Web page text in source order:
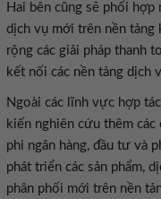
Hai bên cũng sẽ phối hợp
dịch vụ mới trên nền tảng
rộng các giải pháp thanh
kết nối các nền tảng dịch
Ngoài các lĩnh vực hợp
kiến nghiên cứu thêm
phi ngân hàng, đầu tư và
phát triển các sản phẩm,
phân phối mới trên nền